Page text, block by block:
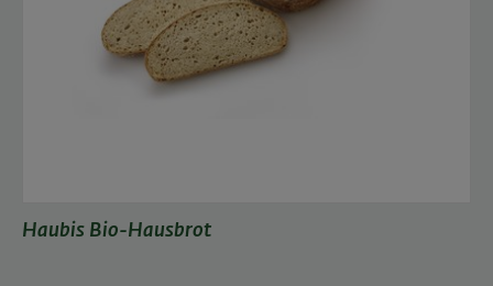
Haubis Bio-Hausbrot